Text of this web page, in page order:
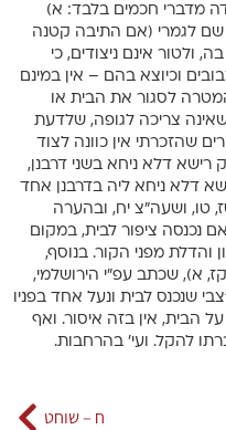
מדברי חכמים בלבד: א)
שם לגמרי (אם התיבה קטנה
ולטור אינם ניצודים, כי
וכיוצא בהם – אין במינם
לסגור את הבית או
צריכה לגופה, שלדעת
שהזכרתי אין כוונה לצוד
רישא דלא ניחא בשני דרבנן,
דלא ניחא ליה בדרבנן אחד
במ”ב שטז, טו, ושעה”צ יח, ובהערה
נכנסה ציפור לבית, במקום
והדלת מפני הקור. בנוסף,
א), שכתב עפ”י הירושלמי,
שנכנס לבית ונעל אחד בפניו
הבית, אין בזה איסור. ואף
להקל. ועי’ בהרחבות.
ח – שוחט